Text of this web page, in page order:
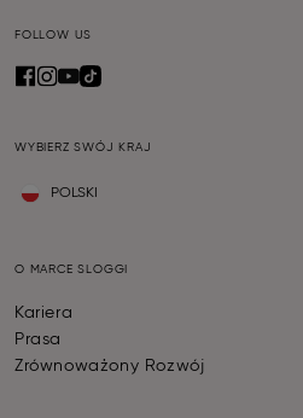
FOLLOW US
WYBIERZ SWÓJ KRAJ
POLSKI
O MARCE SLOGGI
Kariera
Prasa
Zrównoważony Rozwój